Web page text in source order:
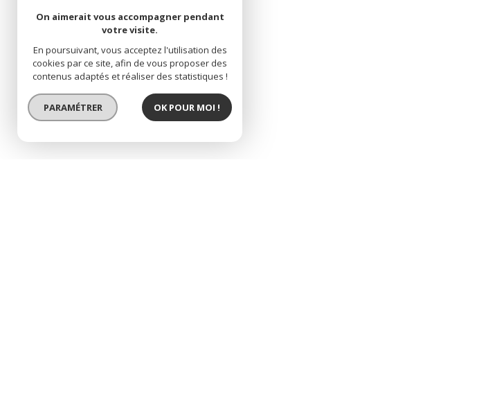
On aimerait vous accompagner pendant
votre visite.
En poursuivant, vous acceptez l'utilisation des
cookies par ce site, afin de vous proposer des
contenus adaptés et réaliser des statistiques !
PARAMÉTRER OK POUR MOI !